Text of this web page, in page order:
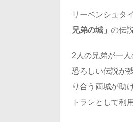
リーベンシュタ
兄弟の城」 の伝
2人の兄弟が一
恐ろしい伝説が
り合う両城が助
トランとして利